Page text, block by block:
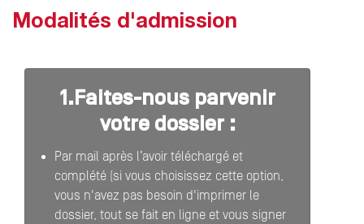
Modalités d'admission
1.Faites-nous parvenir
votre dossier :
Par mail après l’avoir téléchargé et
complété (si vous choisissez cette option,
vous n'avez pas besoin d'imprimer le
dossier, tout se fait en ligne et vous signer